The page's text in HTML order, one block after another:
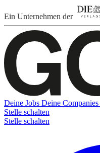
Ein Unternehmen der
Deine Jobs Deine Companies
Stelle schalten
Stelle schalten